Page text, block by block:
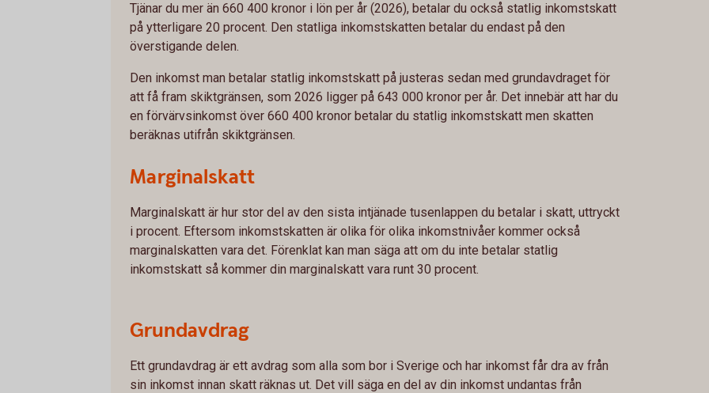
Tjänar du mer än 660 400 kronor i lön per år (2026), betalar du också statlig inkomstskatt
på ytterligare 20 procent. Den statliga inkomstskatten betalar du endast på den
överstigande delen.
Den inkomst man betalar statlig inkomstskatt på justeras sedan med grundavdraget för
att få fram skiktgränsen, som 2026 ligger på 643 000 kronor per år. Det innebär att har du
en förvärvsinkomst över 660 400 kronor betalar du statlig inkomstskatt men skatten
beräknas utifrån skiktgränsen.
Marginalskatt
Marginalskatt är hur stor del av den sista intjänade tusenlappen du betalar i skatt, uttryckt
i procent. Eftersom inkomstskatten är olika för olika inkomstnivåer kommer också
marginalskatten vara det. Förenklat kan man säga att om du inte betalar statlig
inkomstskatt så kommer din marginalskatt vara runt 30 procent.
Grundavdrag
Ett grundavdrag är ett avdrag som alla som bor i Sverige och har inkomst får dra av från
sin inkomst innan skatt räknas ut. Det vill säga en del av din inkomst undantas från